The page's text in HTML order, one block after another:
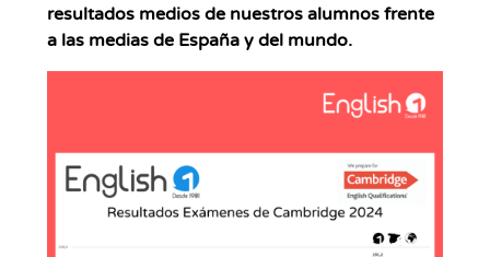
resultados medios de nuestros alumnos frente
a las medias de España y del mundo.